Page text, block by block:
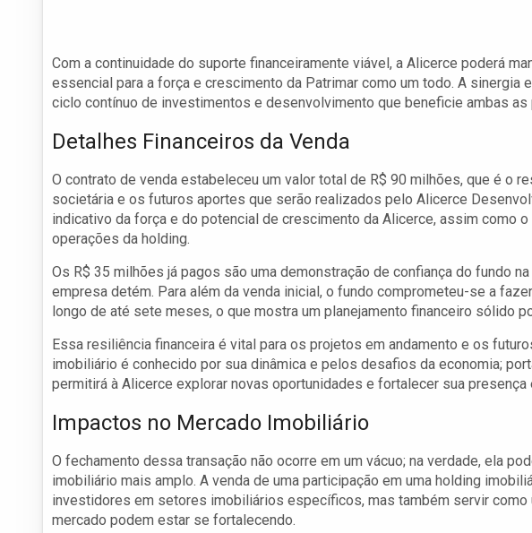
Com a continuidade do suporte financeiramente viável, a Alicerce poderá
essencial para a força e crescimento da Patrimar como um todo. A sinergia
ciclo contínuo de investimentos e desenvolvimento que beneficie ambas
Detalhes Financeiros da Venda
O contrato de venda estabeleceu um valor total de R$ 90 milhões, que é o
societária e os futuros aportes que serão realizados pelo Alicerce
indicativo da força e do potencial de crescimento da Alicerce, assim como
operações da holding.
Os R$ 35 milhões já pagos são uma demonstração de confiança do fundo
empresa detém. Para além da venda inicial, o fundo comprometeu-se a
longo de até sete meses, o que mostra um planejamento financeiro sólido
Essa resiliência financeira é vital para os projetos em andamento e os
imobiliário é conhecido por sua dinâmica e pelos desafios da economia;
permitirá à Alicerce explorar novas oportunidades e fortalecer sua presença
Impactos no Mercado Imobiliário
O fechamento dessa transação não ocorre em um vácuo; na verdade, ela
imobiliário mais amplo. A venda de uma participação em uma holding
investidores em setores imobiliários específicos, mas também servir como
mercado podem estar se fortalecendo.